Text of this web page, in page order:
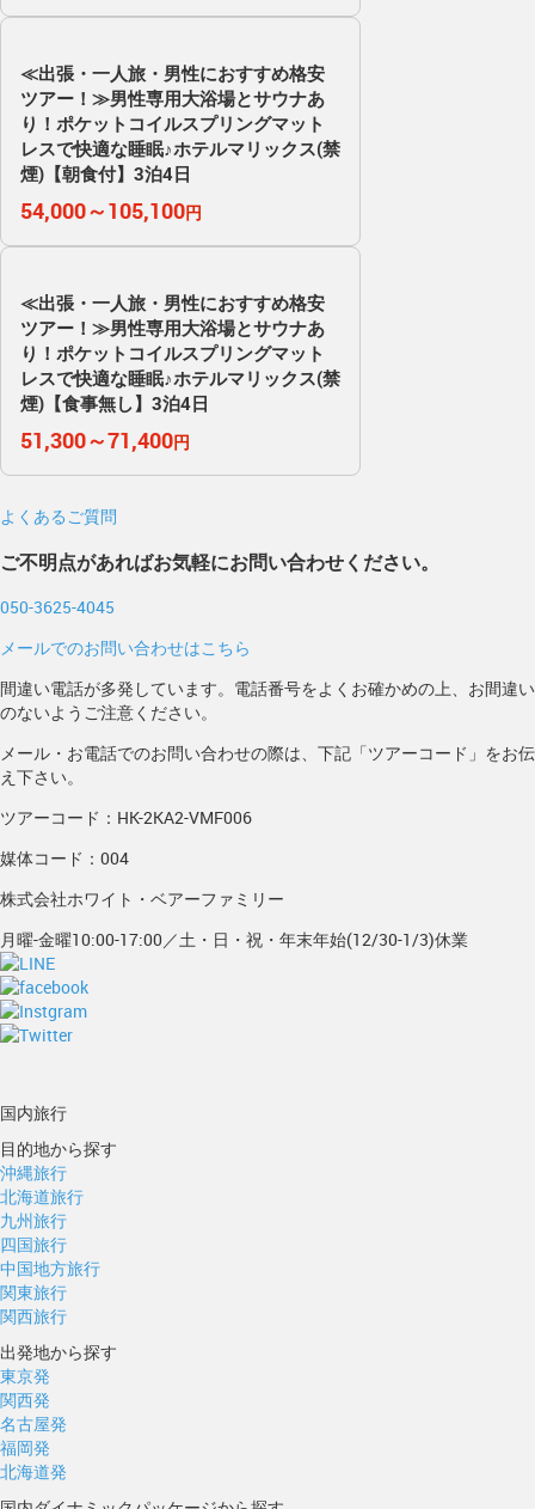
≪出張・一人旅・男性におすすめ格安
ツアー！≫男性専用大浴場とサウナあ
り！ポケットコイルスプリングマット
レスで快適な睡眠♪ホテルマリックス(禁
煙)【朝食付】3泊4日
54,000～105,100円
≪出張・一人旅・男性におすすめ格安
ツアー！≫男性専用大浴場とサウナあ
り！ポケットコイルスプリングマット
レスで快適な睡眠♪ホテルマリックス(禁
煙)【食事無し】3泊4日
51,300～71,400円
よくあるご質問
ご不明点があればお気軽にお問い合わせください。
050-3625-4045
メールでのお問い合わせはこちら
間違い電話が多発しています。電話番号をよくお確かめの上、お間違い
のないようご注意ください。
メール・お電話でのお問い合わせの際は、下記「ツアーコード」をお伝
え下さい。
ツアーコード：HK-2KA2-VMF006
媒体コード：004
株式会社ホワイト・ベアーファミリー
月曜-金曜10:00-17:00／土・日・祝・年末年始(12/30-1/3)休業
国内旅行
目的地から探す
沖縄旅行
北海道旅行
九州旅行
四国旅行
中国地方旅行
関東旅行
関西旅行
出発地から探す
東京発
関西発
名古屋発
福岡発
北海道発